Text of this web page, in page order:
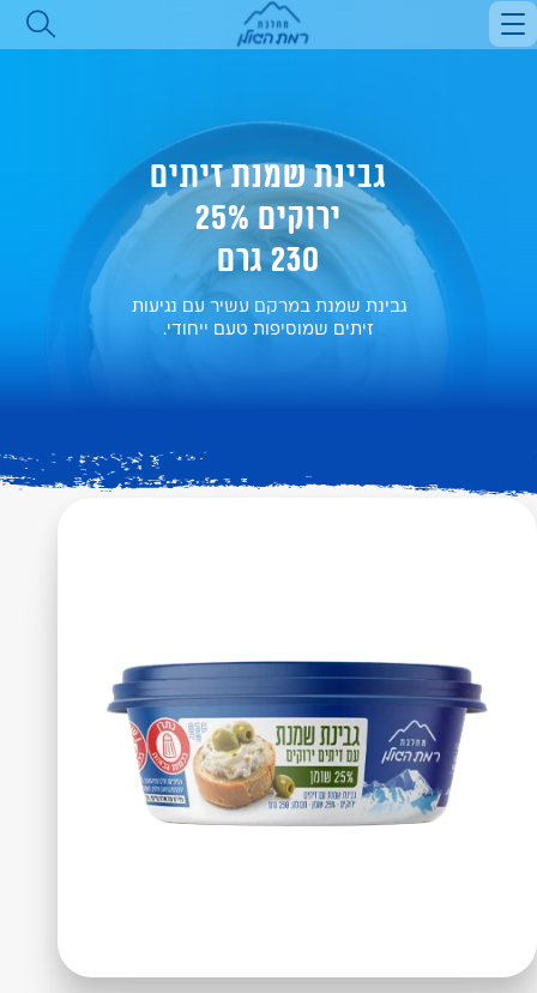
הסיפור שלנו
מוצרים
חלב
משקאות חלב
שמנות
גבינות מלוחות
יוגורטים
כל המתכונים
מנות ראשונות
סלטים
מאפים ופשטידות
פסטות
קינוחים
מאמרים וטיפים
גבינת שמנת זיתים
ירוקים 25%
230 גרם
גבינת שמנת במרקם עשיר עם נגיעות
זיתים שמוסיפות טעם ייחודי.